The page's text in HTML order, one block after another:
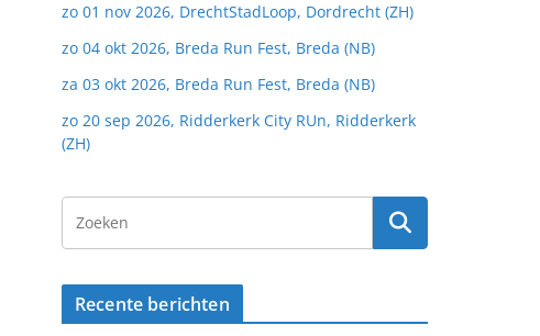
zo 01 nov 2026, DrechtStadLoop, Dordrecht (ZH)
zo 04 okt 2026, Breda Run Fest, Breda (NB)
za 03 okt 2026, Breda Run Fest, Breda (NB)
zo 20 sep 2026, Ridderkerk City RUn, Ridderkerk
(ZH)
Recente berichten